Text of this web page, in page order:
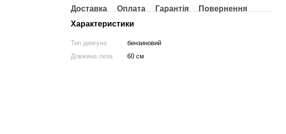
Доставка Оплата Гарантія
Повернення
Характеристики
Тип двигуна
бензиновий
Довжина леза
60 см